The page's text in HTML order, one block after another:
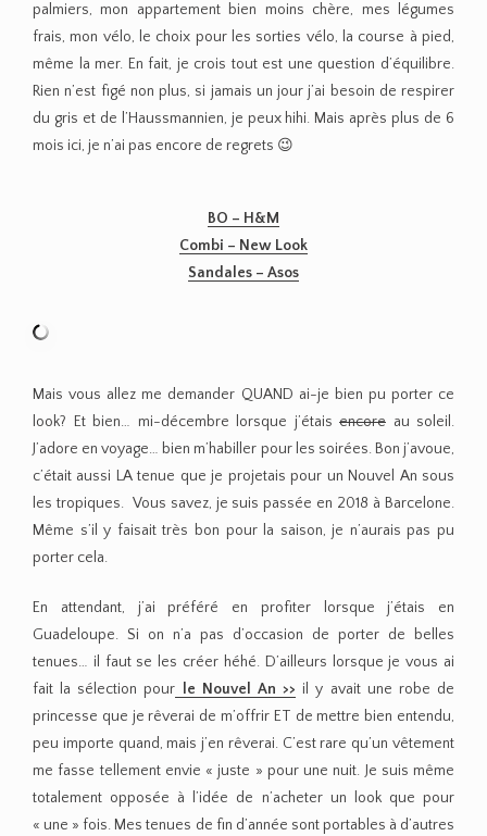
palmiers, mon appartement bien moins chère, mes légumes
frais, mon vélo, le choix pour les sorties vélo, la course à pied,
même la mer. En fait, je crois tout est une question d’équilibre.
Rien n’est figé non plus, si jamais un jour j’ai besoin de respirer
du gris et de l’Haussmannien, je peux hihi. Mais après plus de 6
mois ici, je n’ai pas encore de regrets 😉
BO – H&M
Combi – New Look
Sandales – Asos
Mais vous allez me demander QUAND ai-je bien pu porter ce
look? Et bien… mi-décembre lorsque j’étais encore au soleil.
J’adore en voyage… bien m’habiller pour les soirées. Bon j’avoue,
c’était aussi LA tenue que je projetais pour un Nouvel An sous
les tropiques. Vous savez, je suis passée en 2018 à Barcelone.
Même s’il y faisait très bon pour la saison, je n’aurais pas pu
porter cela.
En attendant, j’ai préféré en profiter lorsque j’étais en
Guadeloupe. Si on n’a pas d’occasion de porter de belles
tenues… il faut se les créer héhé. D’ailleurs lorsque je vous ai
fait la sélection pour le Nouvel An >> il y avait une robe de
princesse que je rêverai de m’offrir ET de mettre bien entendu,
peu importe quand, mais j’en rêverai. C’est rare qu’un vêtement
me fasse tellement envie « juste » pour une nuit. Je suis même
totalement opposée à l’idée de n’acheter un look que pour
« une » fois. Mes tenues de fin d’année sont portables à d’autres